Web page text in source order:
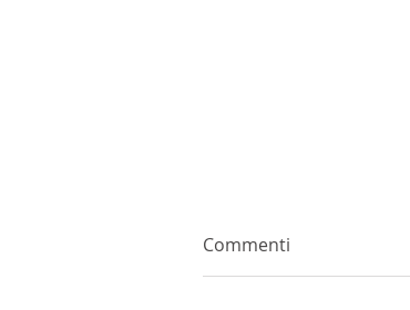
Commenti